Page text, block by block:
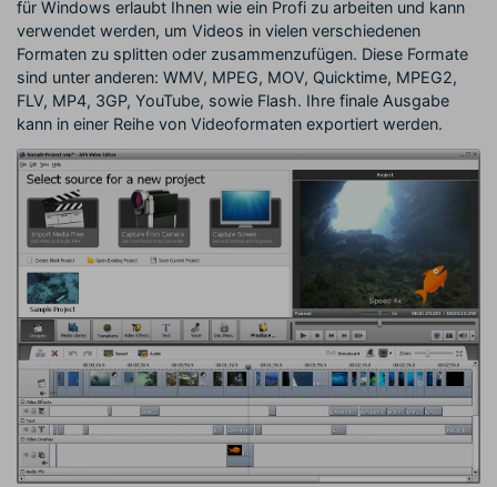
für Windows erlaubt Ihnen wie ein Profi zu arbeiten und kann
verwendet werden, um Videos in vielen verschiedenen
Formaten zu splitten oder zusammenzufügen. Diese Formate
sind unter anderen: WMV, MPEG, MOV, Quicktime, MPEG2,
FLV, MP4, 3GP, YouTube, sowie Flash. Ihre finale Ausgabe
kann in einer Reihe von Videoformaten exportiert werden.